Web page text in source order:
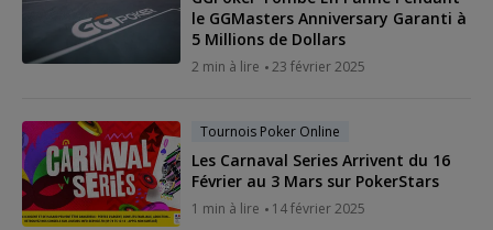
le GGMasters Anniversary Garanti à
5 Millions de Dollars
2 min à lire 23 février 2025
Tournois Poker Online
Les Carnaval Series Arrivent du 16
Février au 3 Mars sur PokerStars
1 min à lire 14 février 2025